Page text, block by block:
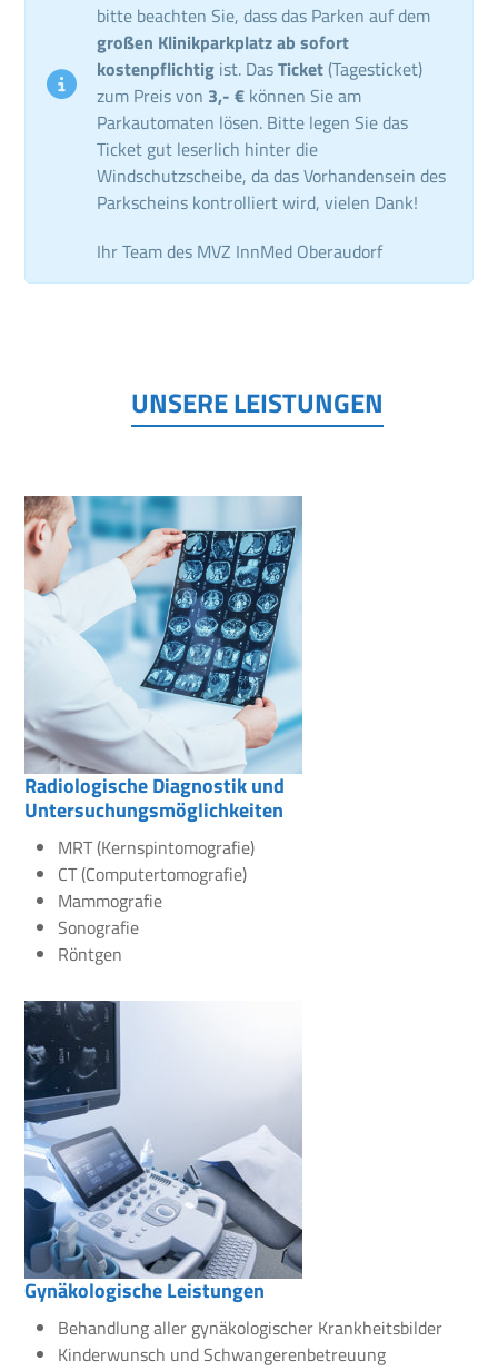
bitte beachten Sie, dass das Parken auf dem
großen Klinikparkplatz ab sofort
kostenpflichtig ist. DasTicket (Tagesticket)
zum Preis von 3,- € können Sie am
Parkautomaten lösen. Bitte legen Sie das
Ticket gut leserlich hinter die
Windschutzscheibe, da das Vorhandensein des
Parkscheins kontrolliert wird, vielen Dank!
Ihr Team des MVZ InnMed Oberaudorf
UNSERE LEISTUNGEN
Radiologische Diagnostik und
Untersuchungsmöglichkeiten
MRT (Kernspintomografie)
CT (Computertomografie)
Mammografie
Sonografie
Röntgen
Gynäkologische Leistungen
Behandlung aller gynäkologischer Krankheitsbilder
Kinderwunsch und Schwangerenbetreuung